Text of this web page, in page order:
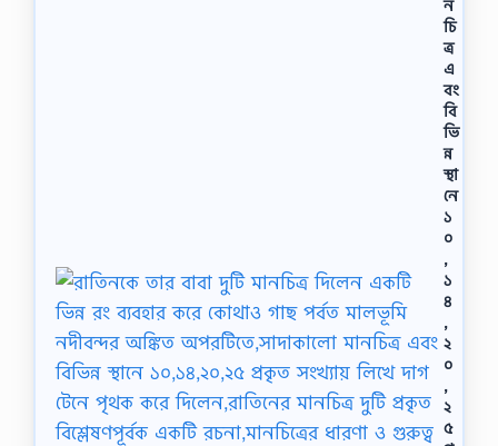
ন
চি
ত্র
এ
বং
বি
ভি
ন্ন
স্থা
নে
১
০
,
১
৪
,
২
০
,
২
৫